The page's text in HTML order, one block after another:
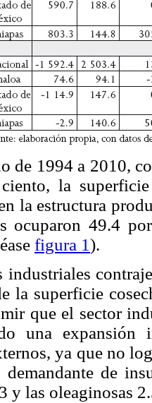
de 1994 a 2010,
la
la estructura
ocuparon 49.4
figura 1).
la superficie
que el sector
una expansión
ya que no
demandante de
y las oleaginosas